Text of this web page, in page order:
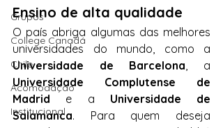
Grupos
College Canadá
Chile
Acomodação
Institucional
Ensino de alta qualidade
O país abriga algumas das melhores
Universidade de Barcelona
Universidade Complutense de
Madrid e a Universidade de
Salamanca. Para quem deseja